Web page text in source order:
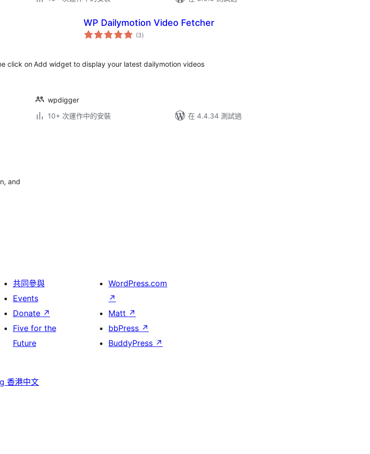
click on
WP Dailymotion Video Fetcher
(3總
評)
Add widget to display your latest dailymotion videos
wpdigger
10+ 次運作中的安裝
在 4.4.34 測試過
and
共同參與
Events
Donate ↗
Five for the
Future
WordPress.com
↗
Matt ↗
bbPress ↗
BuddyPress ↗
香港中文